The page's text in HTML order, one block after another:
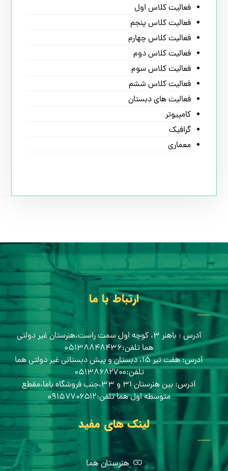
فعالیت کلاس اول
فعالیت کلاس پنجم
فعالیت کلاس چهارم
فعالیت کلاس دوم
فعالیت کلاس سوم
فعالیت کلاس ششم
فعالیت های دبستان
کامپیوتر
گرافیک
معماری
ارتباط با ما
آدرس : باهنر ۳، کوچه اول سمت راست،هنرستان غیر دولتی
هما تلفن:۰۵۱۳۸۸۴۸۴۳۶
آدرس: هفت تیر ۱۵، دبستان و پیش دبستانی غیر دولتی هما
تلفن:۰۵۱۳۸۶۸۲۷۰۰
آدرس: بین هنرستان ۳۱ و ۳۳،جنب فروشگاه باما،مقطع
متوسطه اول هما تلفن:۰۹۱۵۷۷۰۶۵۱۲
لینک های مفید
هنرستان هما